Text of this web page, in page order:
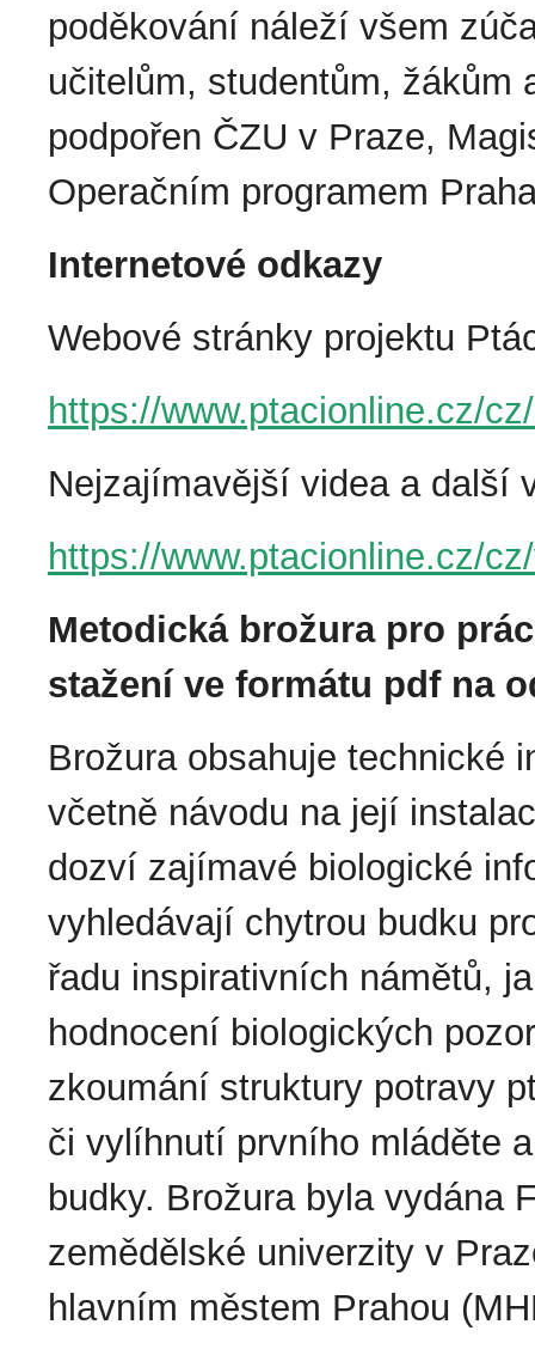
poděkování náleží všem
učitelům, studentům, žákům
podpořen ČZU v Praze,
Operačním programem
Internetové odkazy
Webové stránky projektu
https://www.ptacionline.cz/
Nejzajímavější videa a další
https://www.ptacionline.cz/
Metodická brožura pro
stažení ve formátu pdf na
Brožura obsahuje technické
včetně návodu na její
dozví zajímavé biologické
vyhledávají chytrou budku
řadu inspirativních námětů,
hodnocení biologických
zkoumání struktury potravy
či vylíhnutí prvního mláděte
budky. Brožura byla vydána
zemědělské univerzity v
hlavním městem Prahou